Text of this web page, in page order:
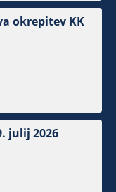
okrepitev KK
julij 2026